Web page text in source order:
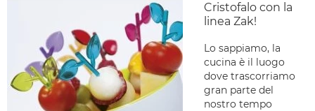
Cristofalo con la
linea Zak!
Lo sappiamo, la
cucina è il luogo
dove trascorriamo
gran parte del
nostro tempo